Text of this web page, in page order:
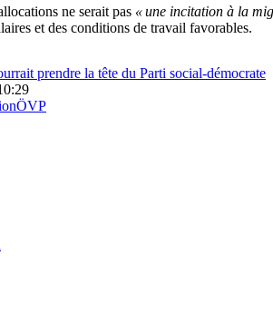
ne serait pas « une incitation à la
et des conditions de travail favorables.
prendre la tête du Parti social-démocrate
ÖVP